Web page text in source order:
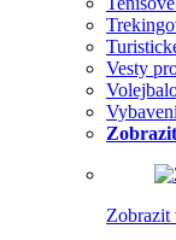
Vesty
Zobrazit